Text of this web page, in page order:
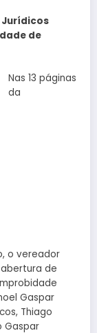
Jurídicos
de
Nas 13 páginas
da
o vereador
de
Gaspar
Thiago
Gaspar